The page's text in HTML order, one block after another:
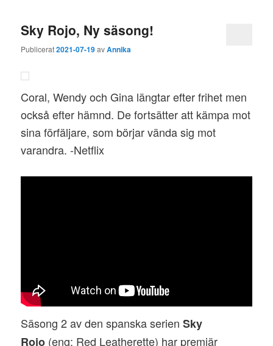
Sky Rojo, Ny säsong!
Publicerat2021-07-19avAnnika
Coral, Wendy och Gina längtar efter frihet men
också efter hämnd. De fortsätter att kämpa mot
sina förfäljare, som börjar vända sig mot
varandra. -Netflix
Säsong 2 av den spanska serienSky
Rojo (eng: Red Leatherette) har premiär